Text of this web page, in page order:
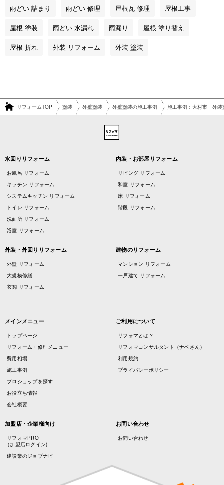
雨どい 詰まり 雨どい 修理 屋根瓦 修理 屋根工事
屋根 塗装 雨どい 水漏れ 雨漏り 屋根 塗り替え
屋根 折れ 外装 リフォーム 外装 塗装
リフォームTOP 塗装 外壁塗装 外壁塗装の施工事例 施工事例：大村市 外装
水回りリフォーム
お風呂 リフォーム
キッチン リフォーム
システムキッチン リフォーム
トイレ リフォーム
洗面所 リフォーム
浴室 リフォーム
内装・お部屋リフォーム
リビング リフォーム
和室 リフォーム
床 リフォーム
階段 リフォーム
外装・外回りリフォーム
外壁 リフォーム
大規模修繕
玄関 リフォーム
建物のリフォーム
マンション リフォーム
一戸建て リフォーム
メインメニュー
トップページ
リフォーム・修理メニュー
費用相場
施工事例
プロショップを探す
お役立ち情報
会社概要
ご利用について
リフォマとは？
リフォマコンサルタント（ナベさん）
利用規約
プライバシーポリシー
加盟店・企業様向け
リフォマPRO
（加盟店ログイン)
建設業のジョブナビ
お問い合わせ
お問い合わせ